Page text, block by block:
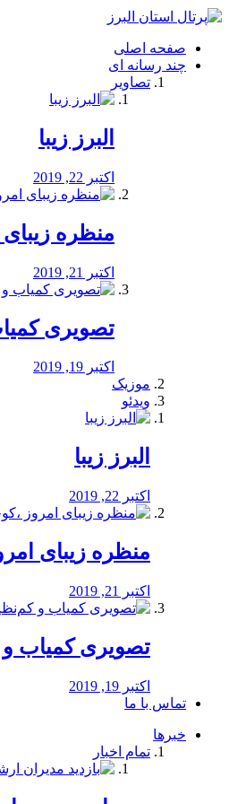
فصد
شرق
تهران
خشکشویی
صفحه اصلی
چند رسانه ای
تصاویر
البرز زیبا
اکتبر 22, 2019
منظره‌‌ زیبای
اکتبر 21, 2019
️تصویری کمیاب
اکتبر 19, 2019
موزیک
ویدئو
البرز زیبا
اکتبر 22, 2019
منظره‌‌ زیبای
اکتبر 21, 2019
️تصویری کمیاب و
اکتبر 19, 2019
تماس با ما
خبرها
تمام اخبار